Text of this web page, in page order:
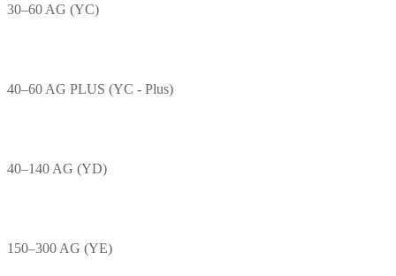
30–60 AG (YC)
40–60 AG PLUS (YC - Plus)
40–140 AG (YD)
150–300 AG (YE)